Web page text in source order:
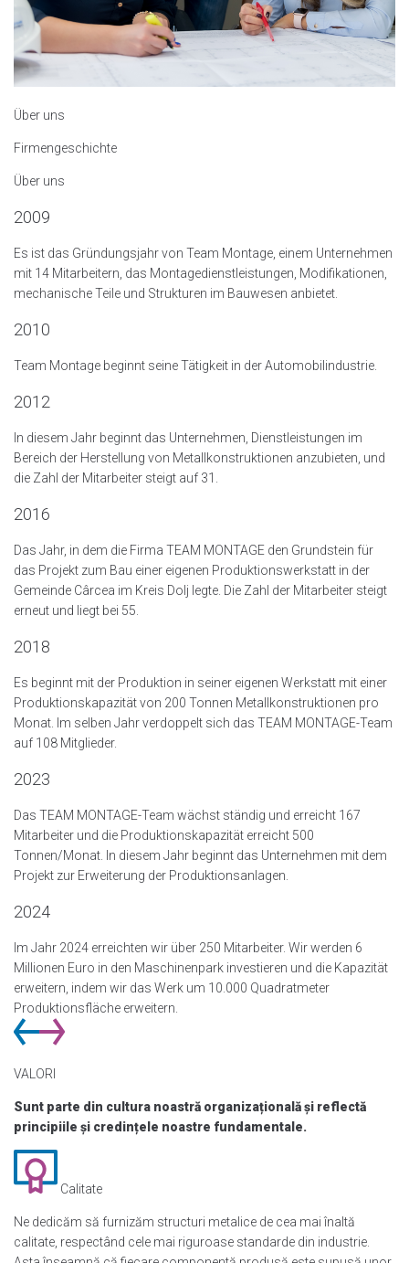
Über uns
Firmengeschichte
Über uns
2009
Es ist das Gründungsjahr von Team Montage, einem Unternehmen
mit 14 Mitarbeitern, das Montagedienstleistungen, Modifikationen,
mechanische Teile und Strukturen im Bauwesen anbietet.
2010
Team Montage beginnt seine Tätigkeit in der Automobilindustrie.
2012
In diesem Jahr beginnt das Unternehmen, Dienstleistungen im
Bereich der Herstellung von Metallkonstruktionen anzubieten, und
die Zahl der Mitarbeiter steigt auf 31.
2016
Das Jahr, in dem die Firma TEAM MONTAGE den Grundstein für
das Projekt zum Bau einer eigenen Produktionswerkstatt in der
Gemeinde Cârcea im Kreis Dolj legte. Die Zahl der Mitarbeiter steigt
erneut und liegt bei 55.
2018
Es beginnt mit der Produktion in seiner eigenen Werkstatt mit einer
Produktionskapazität von 200 Tonnen Metallkonstruktionen pro
Monat. Im selben Jahr verdoppelt sich das TEAM MONTAGE-Team
auf 108 Mitglieder.
2023
Das TEAM MONTAGE-Team wächst ständig und erreicht 167
Mitarbeiter und die Produktionskapazität erreicht 500
Tonnen/Monat. In diesem Jahr beginnt das Unternehmen mit dem
Projekt zur Erweiterung der Produktionsanlagen.
2024
Im Jahr 2024 erreichten wir über 250 Mitarbeiter. Wir werden 6
Millionen Euro in den Maschinenpark investieren und die Kapazität
erweitern, indem wir das Werk um 10.000 Quadratmeter
Produktionsfläche erweitern.
VALORI
Sunt parte din cultura noastră organizațională și reflectă
principiile și credințele noastre fundamentale.
Calitate
Ne dedicăm să furnizăm structuri metalice de cea mai înaltă
calitate, respectând cele mai riguroase standarde din industrie.